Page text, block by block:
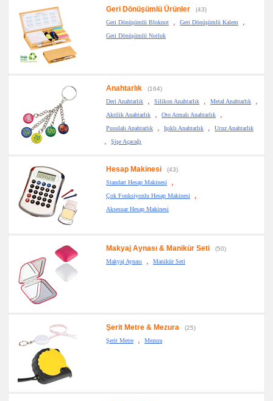
Geri Dönüşümlü Ürünler
(43)
Geri Dönüşümlü Bloknot
, Geri Dönüşümlü Kalem ,
Geri Dönüşümlü Notluk
Anahtarlık
(164)
Deri Anahtarlık
, Silikon Anahtarlık , Metal Anahtarlık ,
Akrilik Anahtarlık , Oto Armalı Anahtarlık ,
Pusulalı Anahtarlık , Işıklı Anahtarlık , Ucuz Anahtarlık
, Şişe Açacağı
Hesap Makinesi
(43)
Standart Hesap Makinesi
,
Çok Fonksiyonlu Hesap Makinesi ,
Aksesuar Hesap Makinesi
Makyaj Aynası & Manikür Seti
(50)
Makyaj Aynası
, Manikür Seti
Şerit Metre & Mezura
(25)
Şerit Metre
, Mezura
promosyon
Anahtarlık
promosyon
Hesap
Makinesi
promosyon
Makyaj
promosyon
Şerit
Metre
&
Mezura
Çakı
&
El
Feneri
promosyon
Çakmak
Çanta
Askısı
promosyon
PowerBank
&
Şarj
promosyon
Flash
Bellek
promosyon
Saat
promosyon